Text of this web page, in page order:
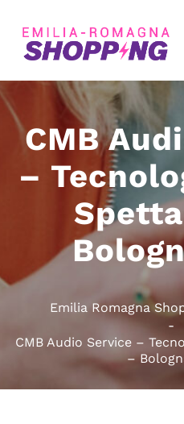
CMB
–
Emilia Romagna
CMB Audio Service –
–